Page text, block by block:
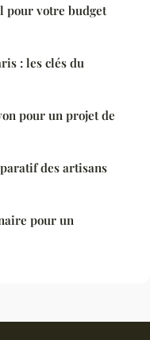
pour votre budget
: les clés du
pour un projet de
des artisans
pour un